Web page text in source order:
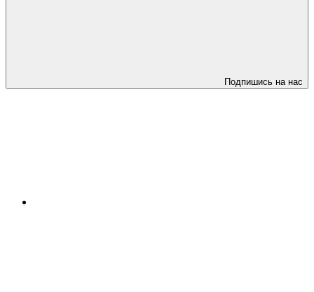
Подпишись на нас